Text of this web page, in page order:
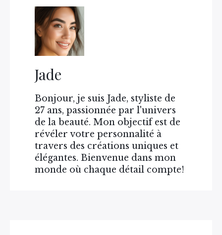
Jade
Bonjour, je suis Jade, styliste de
27 ans, passionnée par l'univers
de la beauté. Mon objectif est de
révéler votre personnalité à
travers des créations uniques et
élégantes. Bienvenue dans mon
monde où chaque détail compte!